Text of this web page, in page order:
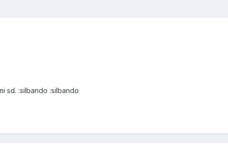
sd. :silbando :silbando